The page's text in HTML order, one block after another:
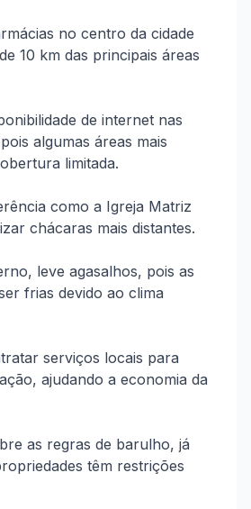
no centro da cidade
10 km das principais áreas
de internet nas
algumas áreas mais
limitada.
como a Igreja Matriz
chácaras mais distantes.
leve agasalhos, pois as
frias devido ao clima
serviços locais para
ajudando a economia da
as regras de barulho, já
têm restrições